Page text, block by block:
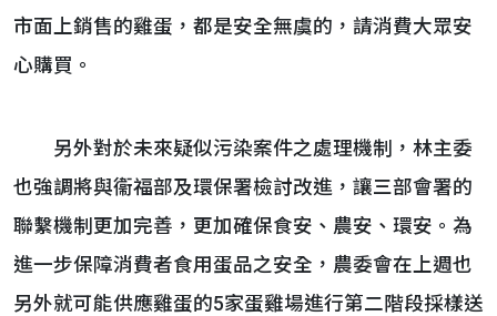
市面上銷售的雞蛋，都是安全無虞的，請消費大眾安
心購買。
另外對於未來疑似污染案件之處理機制，林主委
也強調將與衞福部及環保署檢討改進，讓三部會署的
聯繫機制更加完善，更加確保食安、農安、環安。為
進一步保障消費者食用蛋品之安全，農委會在上週也
另外就可能供應雞蛋的5家蛋雞場進行第二階段採樣送